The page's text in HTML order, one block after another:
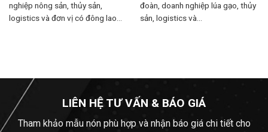
nghiệp nông sản, thủy sản,
logistics và đơn vị có đông lao...
đoàn, doanh nghiệp lúa gạo, thủy
sản, logistics và...
LIÊN HỆ TƯ VẤN & BÁO GIÁ
Tham khảo mẫu nón phù hợp và nhận báo giá chi tiết cho